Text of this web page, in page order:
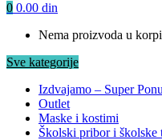
0 0.00 din
Nema proizvoda u
Sve kategorije
Izdvajamo – Super
Outlet
Maske i kostimi
Školski pribor i školske